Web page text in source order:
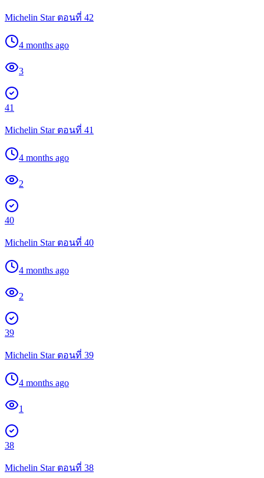
Michelin Star ตอนที่ 42
4 months ago
3
41
Michelin Star ตอนที่ 41
4 months ago
2
40
Michelin Star ตอนที่ 40
4 months ago
2
39
Michelin Star ตอนที่ 39
4 months ago
1
38
Michelin Star ตอนที่ 38